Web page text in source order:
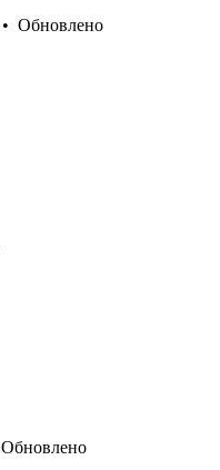
• Обновлено
Обновлено